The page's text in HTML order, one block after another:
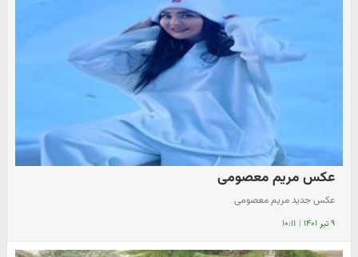
عکس مریم معصومی
عکس جدید مریم معصومی
۹ تیر ۱۴۰۱ | ۱۰:۱۱